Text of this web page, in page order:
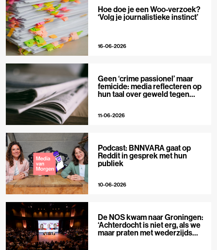
Hoe doe je een Woo-verzoek?
‘Volg je journalistieke instinct’
16-06-2026
Geen ‘crime passionel’ maar
femicide: media reflecteren op
hun taal over geweld tegen
11-06-2026
Podcast: BNNVARA gaat op
Reddit in gesprek met hun
publiek
10-06-2026
De NOS kwam naar Groningen:
‘Achterdocht is niet erg, als we
maar praten met wederzijds